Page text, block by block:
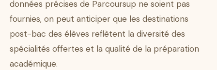
données précises de Parcoursup ne soient pas
fournies, on peut anticiper que les destinations
post-bac des élèves reflètent la diversité des
spécialités offertes et la qualité de la préparation
académique.